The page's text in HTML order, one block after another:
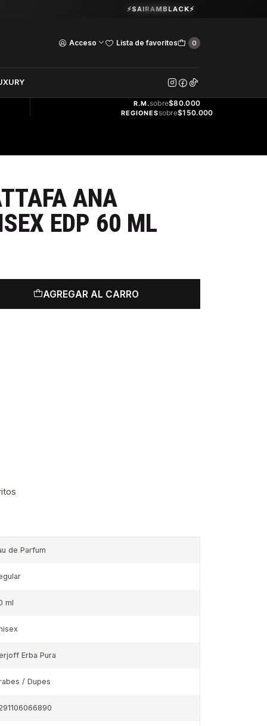
Acceso Lista de favoritos 0
Guardia Vieja 202. Oficina 102.Ver Horarios
⚡SAIRAMBLACK⚡
GRATIS
R.M.sobre$80.000
REGIONESsobre$150.000
ANA
EDP 60 ML
AGREGAR AL CARRO
de Parfum
ml
Erba Pura
/ Dupes